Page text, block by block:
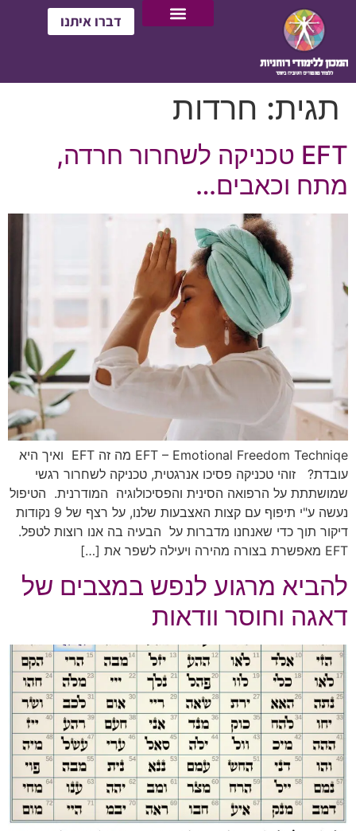
דברו איתנו
תגית: חרדות
EFT טכניקה לשחרור חרדה,
מתח וכאבים…
EFT – Emotional Freedom Techniqe מה זה EFT ואיך היא
עובדת? זוהי טכניקה פסיכו אנרגטית, טכניקה לשחרור רגשי
שמושתתת על הרפואה הסינית והפסיכולוגיה המודרנית. הטיפול
נעשה ע"י תיפוף עם קצות האצבעות שלנו, על רצף של 9 נקודות
דיקור תוך כדי שאנחנו מדברות על הבעיה בה אנו רוצות לטפל.
EFT מאפשרת בצורה מהירה ויעילה לשפר את […]
להביא מרגוע לנפש במצבים של
דאגה וחוסר וודאות